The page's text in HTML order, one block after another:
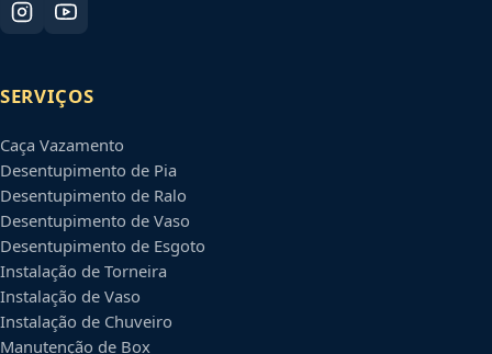
SERVIÇOS
Caça Vazamento
Desentupimento de Pia
Desentupimento de Ralo
Desentupimento de Vaso
Desentupimento de Esgoto
Instalação de Torneira
Instalação de Vaso
Instalação de Chuveiro
Manutenção de Box